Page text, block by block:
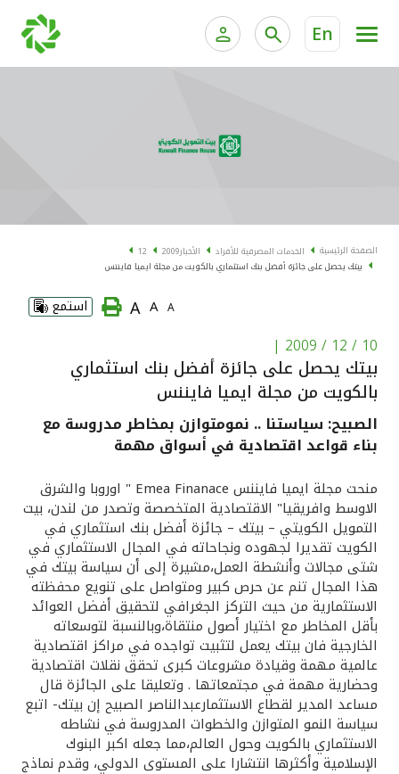
En
الخدمات المصرفية الإلكترونية للشركات
البطاقات
"برامج العملاء"
الاستثمار
القنوات المصرفية
أدوات وخدمات
خدمات ما بعد البيع
اتصل بنا
مواقع الفروع وأجهزة الصرف الآلي
ألمانيا
ماليزيا
الصفحة الرئيسية الخدمات المصرفية للأفراد الأخبار2009
12
بيتك يحصل على جائزة أفضل بنك استثماري بالكويت من مجلة ايميا فايننس
A
A
A استمع
10 / 12 / 2009
|
بيتك يحصل على جائزة أفضل بنك استثماري
بالكويت من مجلة ايميا فايننس
الصبيح: سياستنا .. نمومتوازن بمخاطر مدروسة مع
بناء قواعد اقتصادية في أسواق مهمة
منحت مجلة ايميا فايننس Emea Finanace " اوروبا والشرق
الاوسط وافريقيا" الاقتصادية المتخصصة وتصدر من لندن، بيت
التمويل الكويتي – بيتك – جائزة أفضل بنك استثماري في
الكويت تقديرا لجهوده ونجاحاته في المجال الاستثماري في
شتى مجالات وأنشطة العمل،مشيرة إلى أن سياسة بيتك في
هذا المجال تنم عن حرص كبير ومتواصل على تنويع محفظته
الاستثمارية من حيث التركز الجغرافي لتحقيق أفضل العوائد
بأقل المخاطر مع اختيار أصول منتقاة،وبالنسبة لتوسعاته
الخارجية فان بيتك يعمل لتثبيت تواجده في مراكز اقتصادية
عالمية مهمة وقيادة مشروعات كبرى تحقق نقلات اقتصادية
وحضارية مهمة في مجتمعاتها . وتعليقا على الجائزة قال
مساعد المدير لقطاع الاستثمارعبدالناصر الصبيح إن بيتك- اتبع
سياسة النمو المتوازن والخطوات المدروسة في نشاطه
الاستثماري بالكويت وحول العالم،مما جعله اكبر البنوك
الإسلامية وأكثرها انتشارا على المستوى الدولي، وقدم نماذج